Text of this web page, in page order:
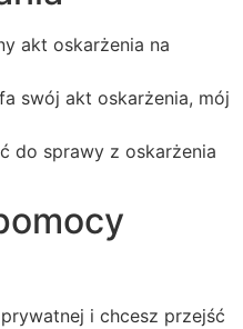
akt oskarżenia na
swój akt oskarżenia, mój
do sprawy z oskarżenia
i chcesz przejść